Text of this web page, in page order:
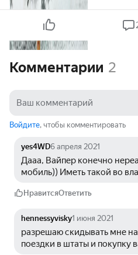
Комментарии 2
Войдите, чтобы комментировать
yes4WD6 апреля 2021
Дааа, Вайпер конечно
мобиль)) Иметь такой во
НравитсяОтветить
hennessyvisky1 июня 2021
разрешаю скидывать мне
поездки в штаты и покупку